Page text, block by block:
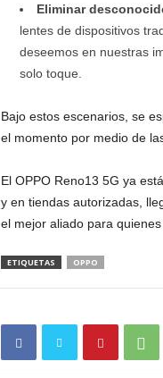
Eliminar
lentes de dispositivos
deseemos en nuestras
solo toque.
Bajo estos escenarios, se
el momento por medio de
El OPPO Reno13 5G ya
y en tiendas autorizadas,
el mejor aliado para
ETIQUETAS OPPO